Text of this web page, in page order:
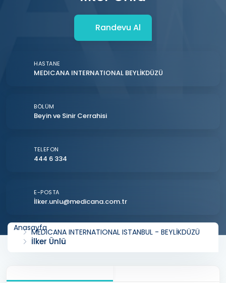
Randevu Al
HASTANE
MEDICANA INTERNATIONAL BEYLİKDÜZÜ
BÖLÜM
Beyin ve Sinir Cerrahisi
TELEFON
444 6 334
E-POSTA
İlker.unlu@medicana.com.tr
AnasayfaMEDICANA INTERNATIONAL ISTANBUL - BEYLİKDÜZÜ
İlker Ünlü